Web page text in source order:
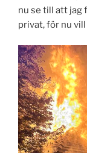
nu se till att jag
privat, för nu